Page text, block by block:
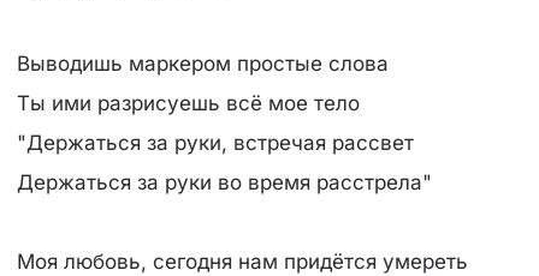
Выводишь маркером простые слова
Ты ими разрисуешь всё мое тело
"Держаться за руки, встречая рассвет
Держаться за руки во время расстрела"
Моя любовь, сегодня нам придётся умереть